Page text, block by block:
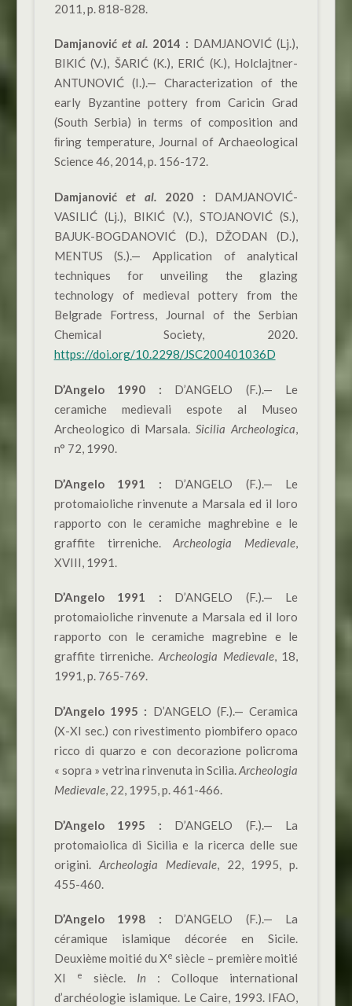
2011, p. 818-828.
Damjanović et al. 2014 : DAMJANOVIĆ (Lj.),
BIKIĆ (V.), ŠARIĆ (K.), ERIĆ (K.), Holclajtner-
ANTUNOVIĆ (I.).— Characterization of the
early Byzantine pottery from Caricin Grad
(South Serbia) in terms of composition and
ﬁring temperature, Journal of Archaeological
Science 46, 2014, p. 156-172.
Damjanovićet al. 2020 : DAMJANOVIĆ-
VASILIĆ (Lj.), BIKIĆ (V.), STOJANOVIĆ (S.),
BAJUK-BOGDANOVIĆ (D.), DŽODAN (D.),
MENTUS (S.).— Application of analytical
techniques for unveiling the glazing
technology of medieval pottery from the
Belgrade Fortress, Journal of the Serbian
Chemical Society, 2020.
https://doi.org/10.2298/JSC200401036D
D’Angelo 1990 : D’ANGELO (F.).— Le
ceramiche medievali espote al Museo
Archeologico di Marsala.Sicilia Archeologica,
n° 72, 1990.
D’Angelo 1991 : D’ANGELO (F.).— Le
protomaioliche rinvenute a Marsala ed il loro
rapporto con le ceramiche maghrebine e le
graffite tirreniche.Archeologia Medievale
XVIII, 1991.
D’Angelo 1991 : D’ANGELO (F.).— Le
protomaioliche rinvenute a Marsala ed il loro
rapporto con le ceramiche magrebine e le
graffite tirreniche. Archeologia Medievale, 18,
1991, p. 765-769.
D’Angelo 1995 : D’ANGELO (F.).— Ceramica
(X-XI sec.) con rivestimento piombifero opaco
ricco di quarzo e con decorazione policroma
« sopra » vetrina rinvenuta in Scilia.Archeologia
Medievale, 22, 1995, p. 461-466.
D’Angelo 1995 : D’ANGELO (F.).— La
protomaiolica di Sicilia e la ricerca delle sue
origini. Archeologia Medievale, 22, 1995, p.
455-460.
D’Angelo 1998 : D’ANGELO (F.).— La
céramique islamique décorée en Sicile.
Deuxième moitié du Xe siècle – première moitié
XI
e siècle. In : Colloque international
d’archéologie islamique. Le Caire, 1993. IFAO,